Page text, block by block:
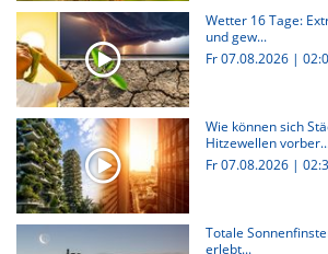
Wetter 16 Tage:
und gew...
Fr 07.08.2026 |
Wie können sich
Hitzewellen
Fr 07.08.2026 |
Totale
erlebt...